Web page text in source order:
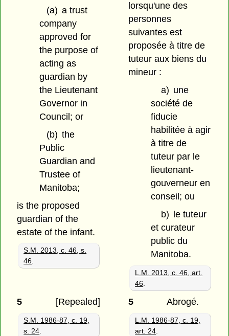
(a) a trust
company
approved for
the purpose of
acting as
guardian by
the Lieutenant
Governor in
Council; or
(b) the
Public
Guardian and
Trustee of
Manitoba;
is the proposed
guardian of the
estate of the infant.
S.M. 2013, c. 46, s.
46.
lorsqu'une des
personnes
suivantes est
proposée à titre de
tuteur aux biens du
mineur :
a) une
société de
fiducie
habilitée à agir
à titre de
tuteur par le
lieutenant-
gouverneur en
conseil; ou
b) le tuteur
et curateur
public du
Manitoba.
L.M. 2013, c. 46, art.
46
5 [Repealed]
S.M. 1986-87, c. 19,
s. 24
5 Abrogé.
L.M. 1986-87, c. 19,
art. 24